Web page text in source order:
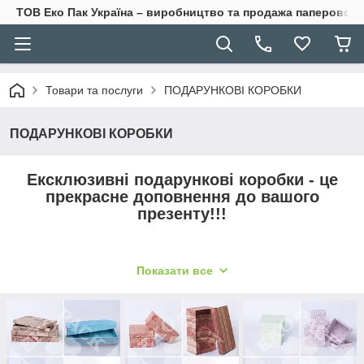
ТОВ Еко Пак Україна – виробництво та продажа паперової
Товари та послуги ПОДАРУНКОВІ КОРОБКИ
ПОДАРУНКОВІ КОРОБКИ
Ексклюзивні подарункові коробки - це
прекрасне доповнення до вашого
презенту!!!
Однією з найперших асоціацій, яка приходить на ум, коли
упаковка, прикрашена величезним бантом чи обгорнута в
подарунковий папір. А які приємні відчуття коли ми
розпаковуємо подарунок, відчуття змішані з цікавістю, вони
обов’язково подарують задоволення Вашій близькій людині!
Показати все